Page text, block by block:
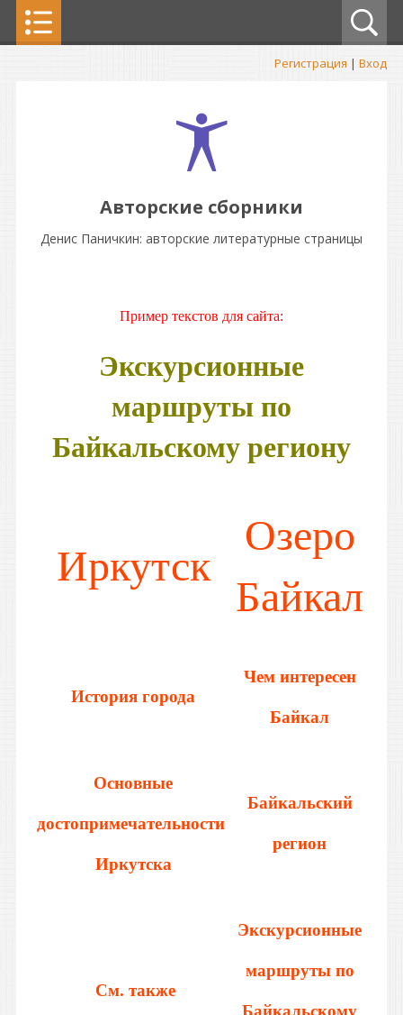
Регистрация | Вход
Авторские сборники
Денис Паничкин: авторские литературные страницы
Пример текстов для сайта:
Экскурсионные
маршруты по
Байкальскому региону
Иркутск
Озеро
Байкал
История города
Чем интересен
Байкал
Основные
достопримечательности
Иркутска
Байкальский
регион
См. также
Экскурсионные
маршруты по
Байкальскому